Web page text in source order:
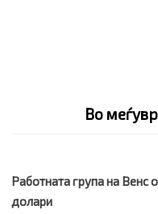
Во
Работната група на Венс
долари